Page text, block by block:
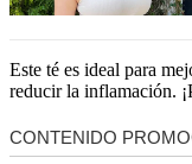
Este té es ideal para
reducir la inflamación.